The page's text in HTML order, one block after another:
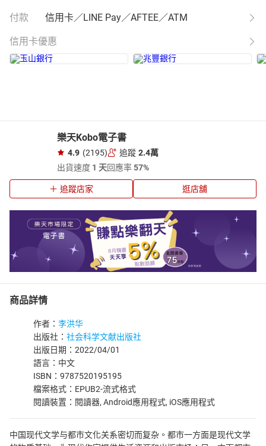
付款 信用卡／LINE Pay／AFTEE／ATM
信用卡優惠
樂天Kobo電子書
4.9 (2195) 追蹤 2.4萬
出貨速度 1 天回應率57%
追蹤店家 逛店舖
商品詳情
作者： 李洪华
出版社： 社会科学文献出版社
出版日期：2022/04/01
語言：中文
ISBN：9787520195195
檔案格式：EPUB2-流式格式
閱讀裝置：閱讀器, Android應用程式, iOS應用程式
中国现代文学与都市文化关系密切而复杂。都市一方面是现代文学